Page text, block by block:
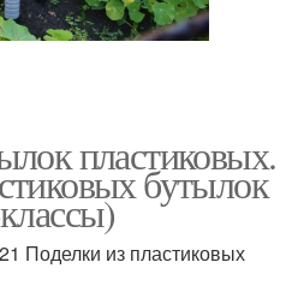
пластиковых.
бутылок
Поделки из пластиковых